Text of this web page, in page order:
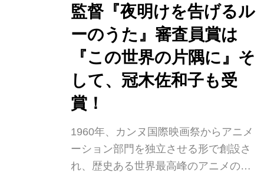
映します。 （★親子向け作品として文
部省選定映画『時計は生きていた』
（1973）も上映します。） ■上映プロ
グラム（7プログラム・全10作品） ＜
広島をめぐる映画たち...
監督『夜明けを告げるル
ーのうた』審査員賞は
『この世界の片隅に』そ
して、冠木佐和子も受
賞！
1960年、カンヌ国際映画祭からアニメ
ーション部門を独立させる形で創設さ
れ、歴史ある世界最高峰のアニメの映